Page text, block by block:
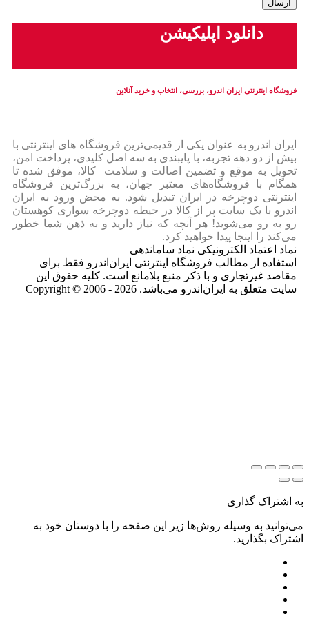
دانلود اپلیکیشن
فروشگاه اینترنتی ایران‌ اندرو، بررسی، انتخاب و خرید آنلاین
ایران‌ اندرو به عنوان یکی از قدیمی‌ترین فروشگاه های اینترنتی با
بیش از دو دهه تجربه، با پایبندی به سه اصل کلیدی، پرداخت امن،
تحویل به موقع و تضمین اصالت و سلامت کالا، موفق شده تا
همگام با فروشگاه‌های معتبر جهان، به بزرگ‌ترین فروشگاه
اینترنتی دوچرخه در ایران تبدیل شود. به محض ورود به ایران‌
اندرو با یک سایت پر از کالا در حیطه دوچرخه سواری کوهستان
رو به رو می‌شوید! هر آنچه که نیاز دارید و به ذهن شما خطور
می‌کند را اینجا پیدا خواهید کرد.
نماد اعتماد الکترونیکی نماد ساماندهی
استفاده از مطالب فروشگاه اینترنتی ایران‌اندرو فقط برای
مقاصد غیرتجاری و با ذکر منبع بلامانع است. کلیه حقوق این
سایت متعلق به ایران‌اندرو می‌باشد. Copyright © 2006 - 2026
به اشتراک گذاری
می‌توانید به وسیله روش‌ها زیر این صفحه را با دوستان خود به
اشتراک بگذارید.